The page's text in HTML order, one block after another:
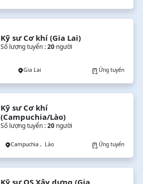
Kỹ sư Cơ khí (Gia Lai)
Số lượng tuyển :20người
Gia Lai Ứng tuyển
Kỹ sư Cơ khí
(Campuchia/Lào)
Số lượng tuyển :20người
Campuchia , Lào Ứng tuyển
Kỹ sư QS Xây dựng (Gia